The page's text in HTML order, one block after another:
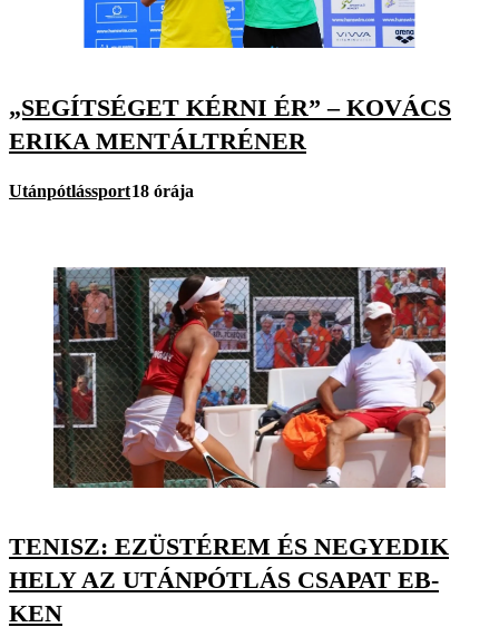
„SEGÍTSÉGET KÉRNI ÉR” – KOVÁCS
ERIKA MENTÁLTRÉNER
Utánpótlássport18 órája
TENISZ: EZÜSTÉREM ÉS NEGYEDIK
HELY AZ UTÁNPÓTLÁS CSAPAT EB-
KEN